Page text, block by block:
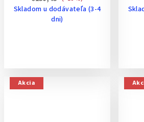
Skladom u dodávateľa (3-4
dni)
Akcia